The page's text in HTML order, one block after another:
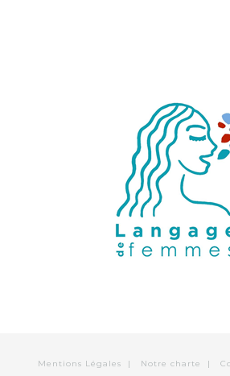
Mentions Légales | Notre charte |